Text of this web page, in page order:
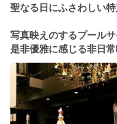
聖なる日にふさわしい
写真映えのするプールサ
是非優雅に感じる非日